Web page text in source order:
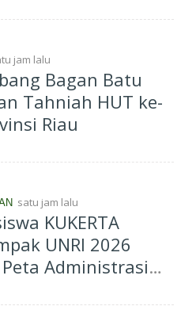
ASN ASEAN
jam lalu
Bagan Batu
Tahniah HUT ke-
Riau
satu jam lalu
KUKERTA
UNRI 2026
Administrasi
Informasi